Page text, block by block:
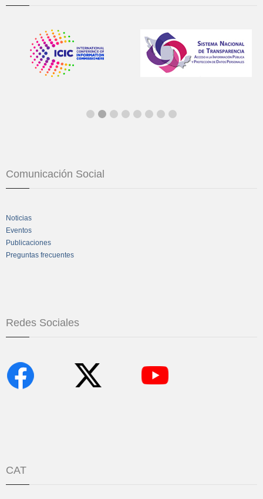
Comunicación Social
Noticias
Eventos
Publicaciones
Preguntas frecuentes
Redes Sociales
CAT